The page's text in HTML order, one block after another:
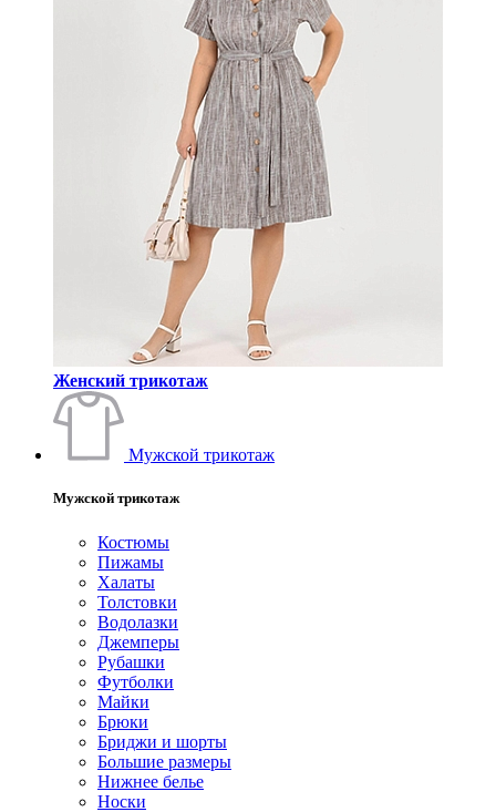
Женский трикотаж
Мужской трикотаж
Мужской трикотаж
Костюмы
Пижамы
Халаты
Толстовки
Водолазки
Джемперы
Рубашки
Футболки
Майки
Брюки
Бриджи и шорты
Большие размеры
Нижнее белье
Носки